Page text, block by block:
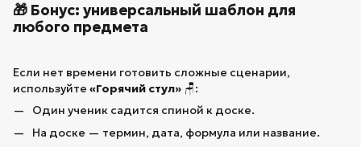
🎁 Бонус: универсальный шаблон для
любого предмета
Если нет времени готовить сложные сценарии,
используйте «Горячий стул» 🪑:
Один ученик садится спиной к доске.
На доске — термин, дата, формула или название.